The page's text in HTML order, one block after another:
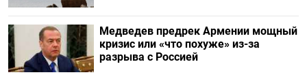
Медведев предрек Армении мощный
кризис или «что похуже» из-за
разрыва с Россией